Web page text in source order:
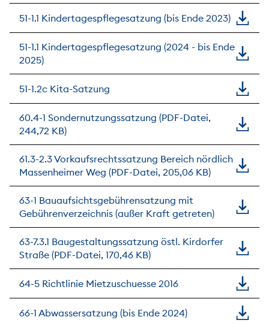
51-1.1 Kindertagespflegesatzung (bis Ende 2023)
51-1.1 Kindertagespflegesatzung (2024 - bis Ende
2025)
51-1.2c Kita-Satzung
60.4-1 Sondernutzungssatzung (PDF-Datei,
244,72 KB)
61.3-2.3 Vorkaufsrechtssatzung Bereich nördlich
Massenheimer Weg (PDF-Datei, 205,06 KB)
63-1 Bauaufsichtsgebührensatzung mit
Gebührenverzeichnis (außer Kraft getreten)
63-7.3.1 Baugestaltungssatzung östl. Kirdorfer
Straße (PDF-Datei, 170,46 KB)
64-5 Richtlinie Mietzuschuesse 2016
66-1 Abwassersatzung (bis Ende 2024)